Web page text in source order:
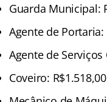
Guarda Municipal:
Agente de Portaria:
Agente de Serviços
Coveiro: R$1.518,00